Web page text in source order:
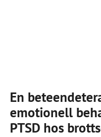
En
emotionell
PTSD hos